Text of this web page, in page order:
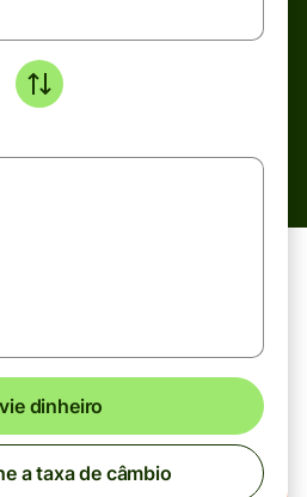
dinheiro
a taxa de câmbio